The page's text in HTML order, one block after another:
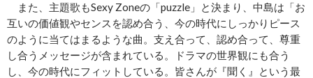
また、主題歌もSexy Zoneの「puzzle」と決まり、中島は「お
互いの価値観やセンスを認め合う、今の時代にしっかりピース
のように当てはまるような曲。支え合って、認め合って、尊重
し合うメッセージが含まれている。ドラマの世界観にも合う
し、今の時代にフィットしている。皆さんが『聞く』という最